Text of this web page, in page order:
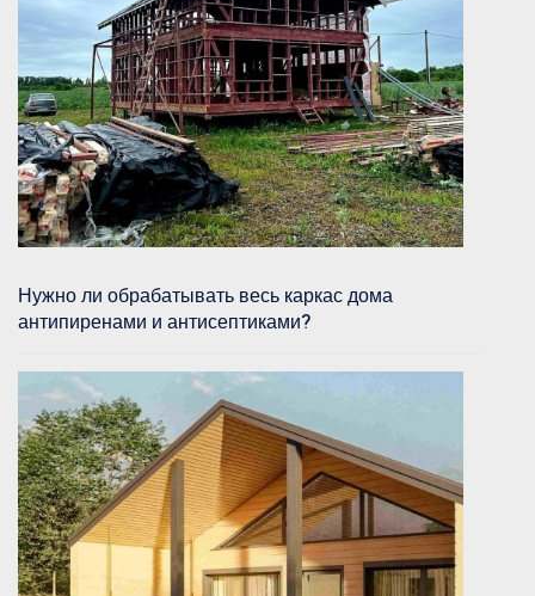
Нужно ли обрабатывать весь каркас дома
антипиренами и антисептиками?